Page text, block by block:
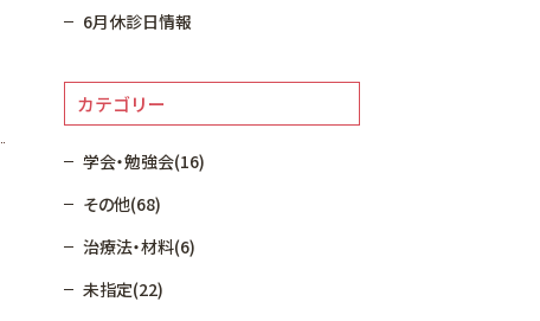
6月休診日情報
カテゴリー
学会・勉強会(16)
その他(68)
治療法・材料(6)
未指定(22)